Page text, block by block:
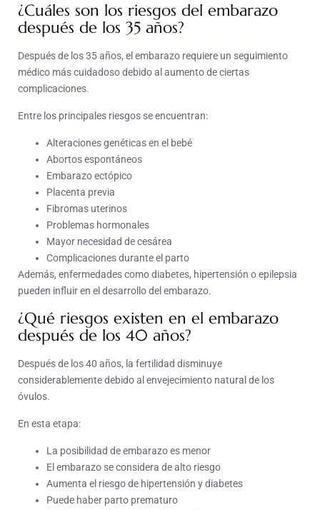
¿Cuáles son los riesgos del embarazo
después de los 35 años?
Después de los 35 años, el embarazo requiere un seguimiento
médico más cuidadoso debido al aumento de ciertas
complicaciones.
Entre los principales riesgos se encuentran:
Alteraciones genéticas en el bebé
Abortos espontáneos
Embarazo ectópico
Placenta previa
Fibromas uterinos
Problemas hormonales
Mayor necesidad de cesárea
Complicaciones durante el parto
Además, enfermedades como diabetes, hipertensión o epilepsia
pueden influir en el desarrollo del embarazo.
¿Qué riesgos existen en el embarazo
después de los 40 años?
Después de los 40 años, la fertilidad disminuye
considerablemente debido al envejecimiento natural de los
óvulos.
En esta etapa:
La posibilidad de embarazo es menor
El embarazo se considera de alto riesgo
Aumenta el riesgo de hipertensión y diabetes
Puede haber parto prematuro